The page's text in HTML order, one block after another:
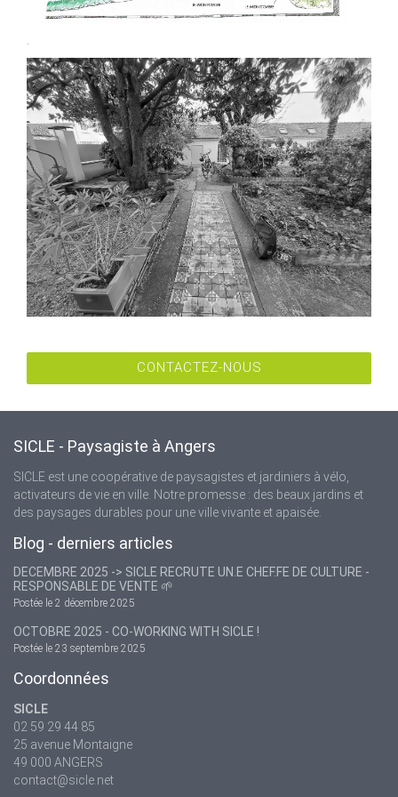
CONTACTEZ-NOUS
SICLE - Paysagiste à Angers
SICLE est une coopérative de paysagistes et jardiniers à vélo,
activateurs de vie en ville. Notre promesse : des beaux jardins et
des paysages durables pour une ville vivante et apaisée.
Blog - derniers articles
DECEMBRE 2025 -> SICLE RECRUTE UN.E CHEF.FE DE CULTURE -
RESPONSABLE DE VENTE 🌱
Postée le 2 décembre 2025
OCTOBRE 2025 - CO-WORKING WITH SICLE !
Postée le 23 septembre 2025
Coordonnées
SICLE
02 59 29 44 85
25 avenue Montaigne
49 000 ANGERS
contact@sicle.net